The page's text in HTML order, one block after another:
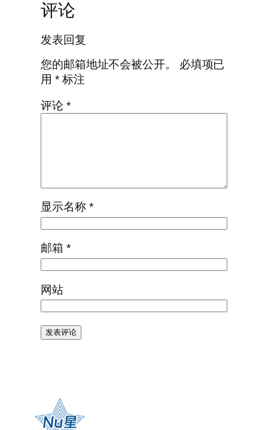
评论
发表回复
您的邮箱地址不会被公开。
必填项已
用 *标注
评论 *
显示名称 *
邮箱 *
网站